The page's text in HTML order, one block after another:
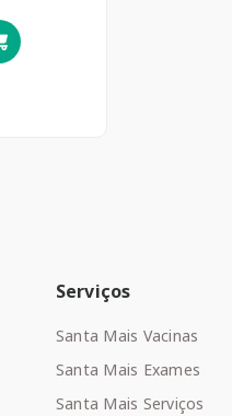
Serviços
Santa Mais Vacinas
Santa Mais Exames
Santa Mais Serviços